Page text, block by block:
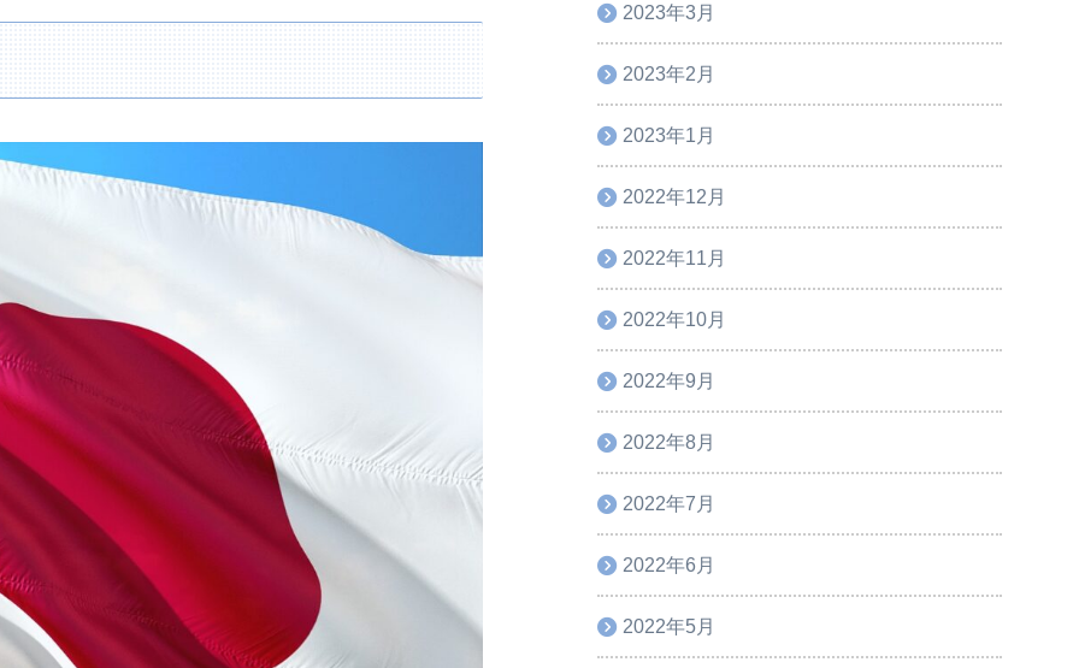
2023年3月
2023年2月
2023年1月
2022年12月
2022年11月
2022年10月
2022年9月
2022年8月
2022年7月
2022年6月
2022年5月